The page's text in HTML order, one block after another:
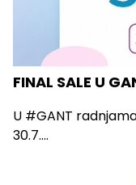
FINAL SALE U
U #GANT
30.7....